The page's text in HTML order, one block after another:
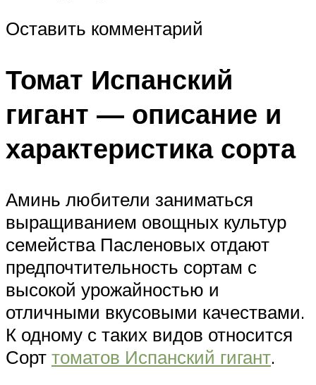
Оставить комментарий
Томат Испанский
гигант — описание и
характеристика сорта
Аминь любители заниматься
выращиванием овощных культур
семейства Пасленовых отдают
предпочтительность сортам с
высокой урожайностью и
отличными вкусовыми качествами.
К одному с таких видов относится
Сорт томатов Испанский гигант.